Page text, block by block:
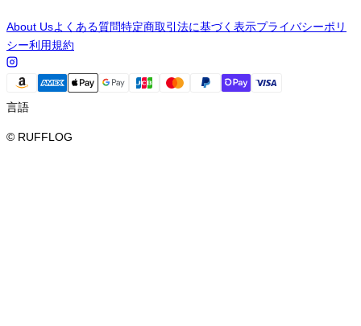
About Usよくある質問特定商取引法に基づく表示プライバシーポリ
シー利用規約
言語
© RUFFLOG